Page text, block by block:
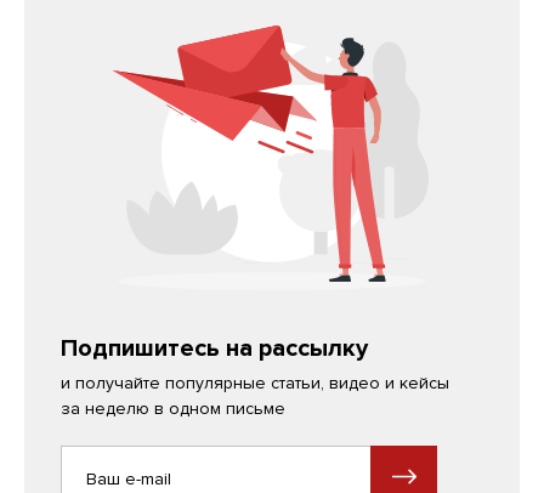
Подпишитесь на рассылку
и получайте популярные статьи, видео и кейсы
за неделю в одном письме